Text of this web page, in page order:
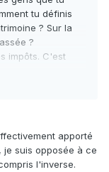
tu définis
? Sur la
?
impôts. C'est
apporté
je suis opposée à ce
l'inverse.